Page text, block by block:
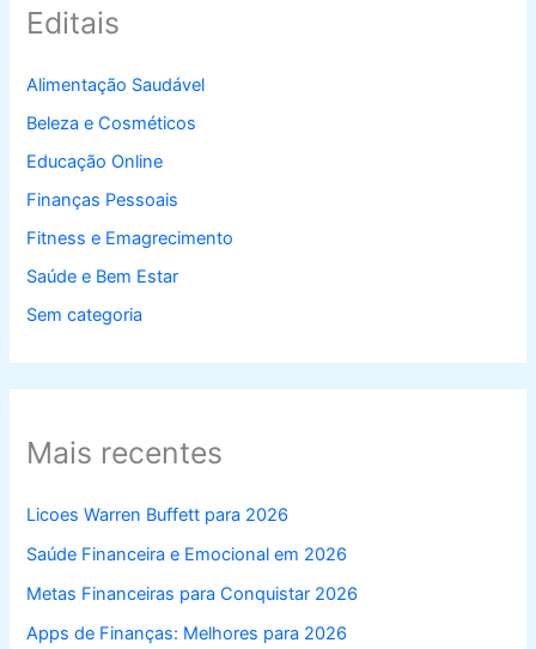
Editais
Alimentação Saudável
Beleza e Cosméticos
Educação Online
Finanças Pessoais
Fitness e Emagrecimento
Saúde e Bem Estar
Sem categoria
Mais recentes
Licoes Warren Buffett para 2026
Saúde Financeira e Emocional em 2026
Metas Financeiras para Conquistar 2026
Apps de Finanças: Melhores para 2026